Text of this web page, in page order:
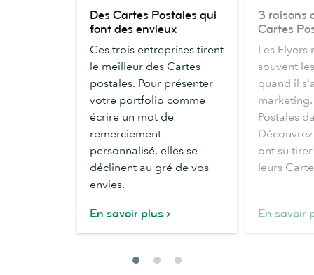
Cartes
Postales
qui
font
des
envieux
Des Cartes Postales qui
font des envieux
Ces trois entreprises tirent
le meilleur des Cartes
postales. Pour présenter
votre portfolio comme
écrire un mot de
remerciement
personnalisé, elles se
déclinent au gré de vos
envies.
En savoir plus
raisons
choisir
nos
Cartes
Postales
3 raisons
Cartes
Les Flyers
souvent
quand il
Postales
ont su
leurs
En savoir